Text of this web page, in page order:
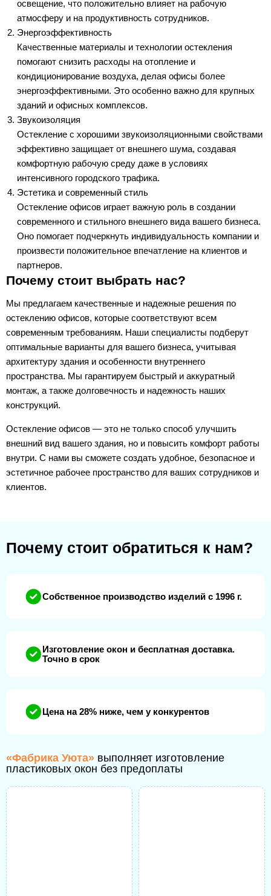
освещение, что положительно влияет на рабочую
атмосферу и на продуктивность сотрудников.
Энергоэффективность
Качественные материалы и технологии остекления
помогают снизить расходы на отопление и
кондиционирование воздуха, делая офисы более
энергоэффективными. Это особенно важно для крупных
зданий и офисных комплексов.
Звукоизоляция
Остекление с хорошими звукоизоляционными свойствами
эффективно защищает от внешнего шума, создавая
комфортную рабочую среду даже в условиях
интенсивного городского трафика.
Эстетика и современный стиль
Остекление офисов играет важную роль в создании
современного и стильного внешнего вида вашего бизнеса.
Оно помогает подчеркнуть индивидуальность компании и
произвести положительное впечатление на клиентов и
партнеров.
Почему стоит выбрать нас?
Мы предлагаем качественные и надежные решения по
остеклению офисов, которые соответствуют всем
современным требованиям. Наши специалисты подберут
оптимальные варианты для вашего бизнеса, учитывая
архитектуру здания и особенности внутреннего
пространства. Мы гарантируем быстрый и аккуратный
монтаж, а также долговечность и надежность наших
конструкций.
Остекление офисов — это не только способ улучшить
внешний вид вашего здания, но и повысить комфорт работы
внутри. С нами вы сможете создать удобное, безопасное и
эстетичное рабочее пространство для ваших сотрудников и
клиентов.
Почему стоит обратиться к нам?
Собственное производство изделий с 1996 г.
Изготовление окон и бесплатная доставка.
Точно в срок
Цена на 28% ниже, чем у конкурентов
«Фабрика Уюта» выполняет изготовление
пластиковых окон без предоплаты